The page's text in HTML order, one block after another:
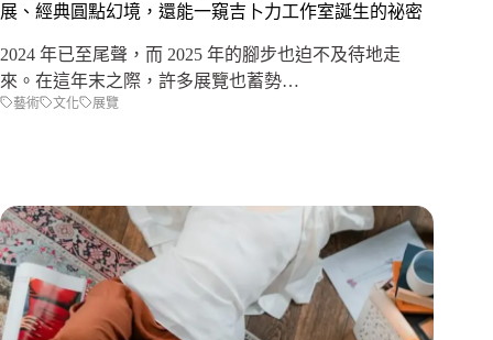
展、經典圓點幻境，還能一窺吉卜力工作室誕生的祕密
2024 年已至尾聲，而 2025 年的腳步也迫不及待地走
來。在這年末之際，許多展覽也蓄勢…
藝術 文化 展覽